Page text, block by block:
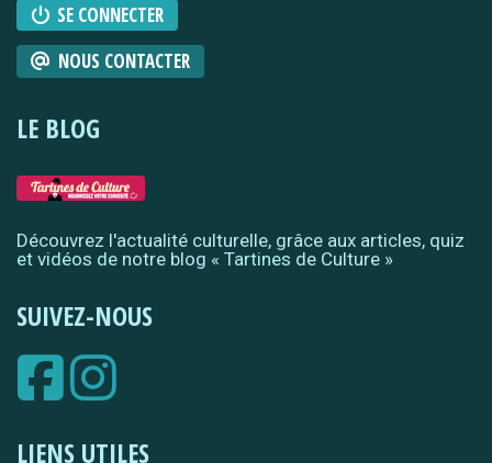
SE CONNECTER
NOUS CONTACTER
LE BLOG
Découvrez l'actualité culturelle, grâce aux articles, quiz
et vidéos de notre blog « Tartines de Culture »
SUIVEZ-NOUS
LIENS UTILES